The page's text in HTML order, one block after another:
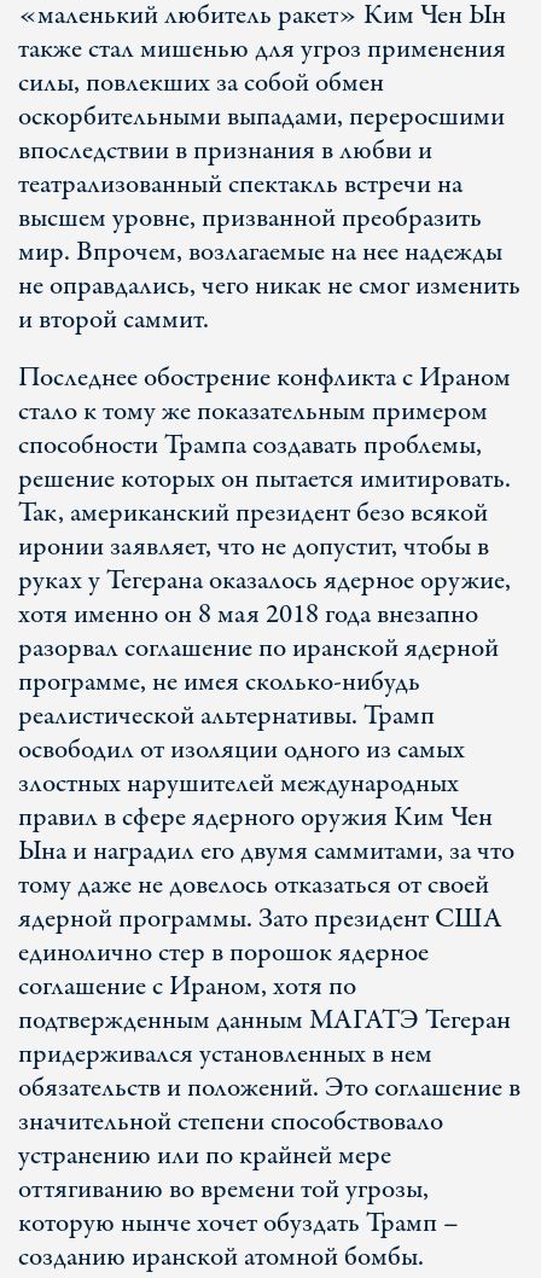
«маленький любитель ракет» Ким Чен Ын
также стал мишенью для угроз применения
силы, повлекших за собой обмен
оскорбительными выпадами, переросшими
впоследствии в признания в любви и
театрализованный спектакль встречи на
высшем уровне, призванной преобразить
мир. Впрочем, возлагаемые на нее надежды
не оправдались, чего никак не смог изменить
и второй саммит.
Последнее обострение конфликта с Ираном
стало к тому же показательным примером
способности Трампа создавать проблемы,
решение которых он пытается имитировать.
Так, американский президент безо всякой
иронии заявляет, что не допустит, чтобы в
руках у Тегерана оказалось ядерное оружие,
хотя именно он 8 мая 2018 года внезапно
разорвал соглашение по иранской ядерной
программе, не имея сколько-нибудь
реалистической альтернативы. Трамп
освободил от изоляции одного из самых
злостных нарушителей международных
правил в сфере ядерного оружия Ким Чен
Ына и наградил его двумя саммитами, за что
тому даже не довелось отказаться от своей
ядерной программы. Зато президент США
единолично стер в порошок ядерное
соглашение с Ираном, хотя по
подтвержденным данным МАГАТЭ Тегеран
придерживался установленных в нем
обязательств и положений. Это соглашение в
значительной степени способствовало
устранению или по крайней мере
оттягиванию во времени той угрозы,
которую нынче хочет обуздать Трамп –
созданию иранской атомной бомбы.